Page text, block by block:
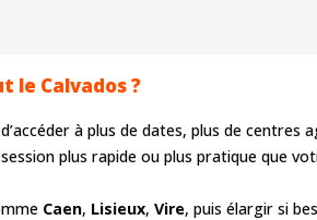
le Calvados ?
à plus de dates, plus de centres
plus rapide ou plus pratique que
Caen, Lisieux, Vire, puis élargir si